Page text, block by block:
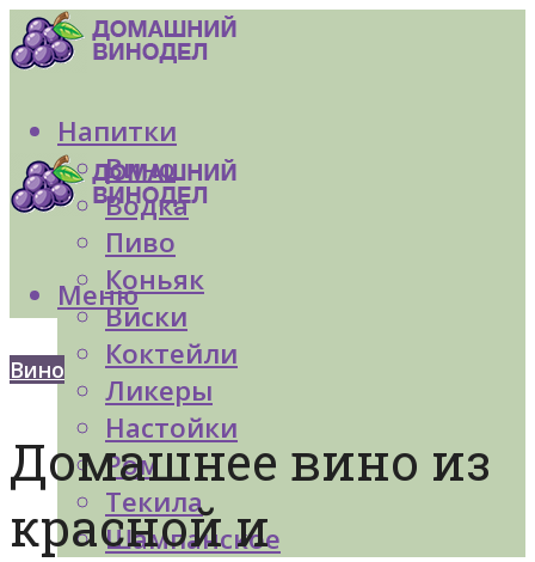
Напитки
Вино
Водка
Пиво
Коньяк
Виски
Коктейли
Ликеры
Настойки
Ром
Текила
Шампанское
Меню
Вино
Домашнее вино из
красной и